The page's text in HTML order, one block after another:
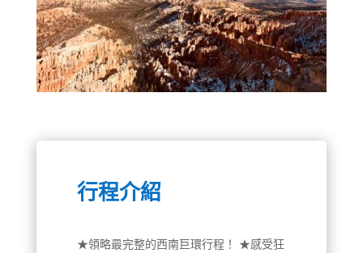
行程介紹
★領略最完整的西南巨環行程！ ★感受狂